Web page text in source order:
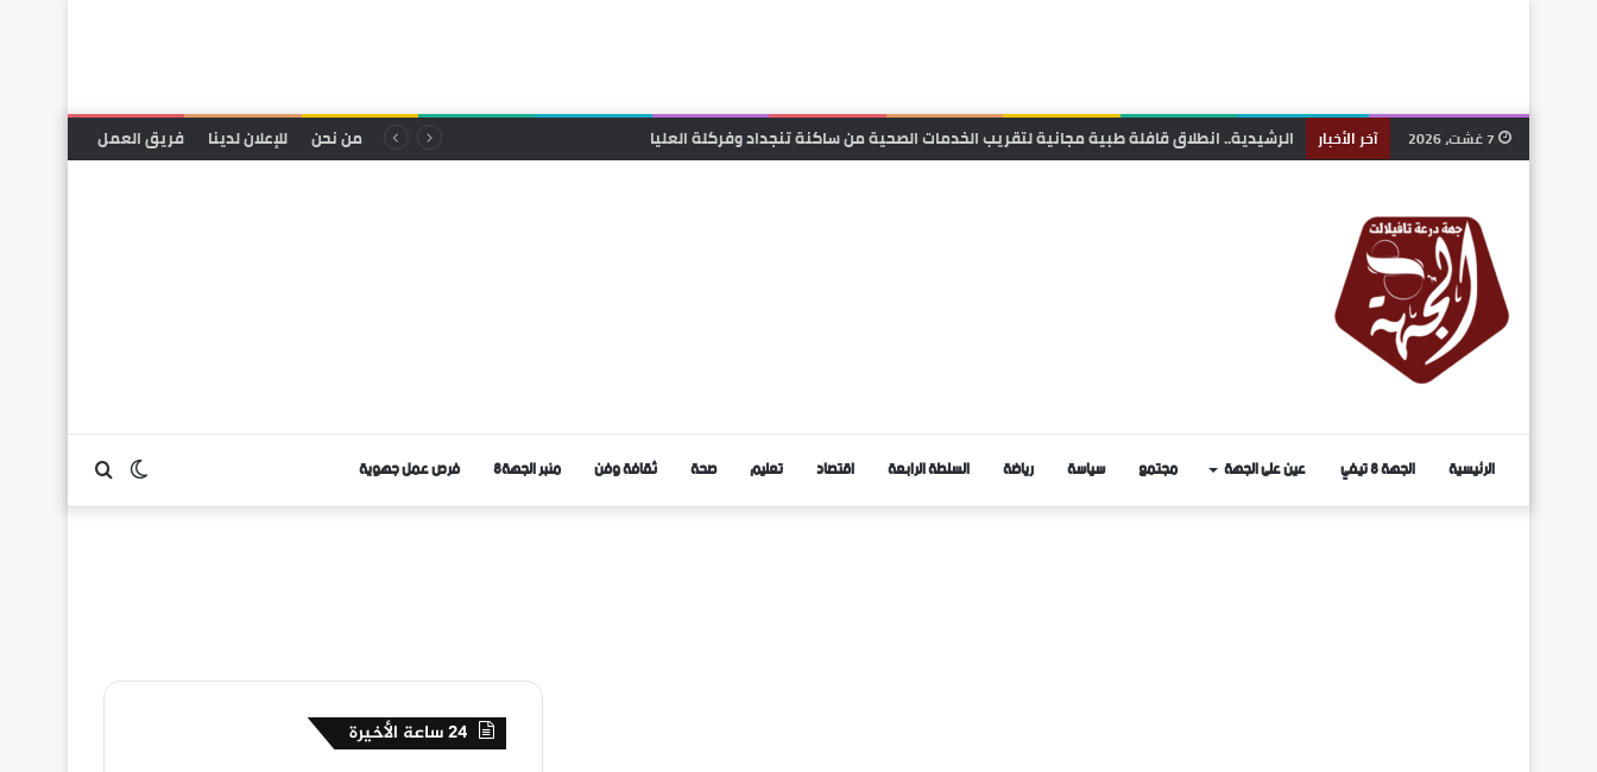
آخر الأخبار مباراة توظيف بالمركز الجهوي للاستثمار تثير الجدل.. معطيات حول محاولة “تفصيل المنصب” لفائدة مستخدمة مقربة من نحن للإعلان لدينا فريق العمل
الرئيسية الجهة 8 تيفي عين على الجهة مجتمع سياسة رياضة السلطة الرابعة اقتصاد تعليم صحة ثقافة وفن منبر الجهة8 فرص عمل جهوية
24 ساعة الأخيرة